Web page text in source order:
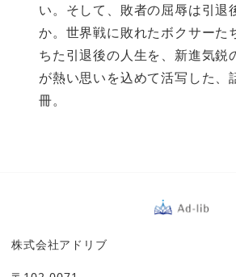
い。そして、敗者の屈辱は引退
か。世界戦に敗れたボクサーた
ちた引退後の人生を、新進気鋭
が熱い思いを込めて活写した、
冊。
株式会社アドリブ